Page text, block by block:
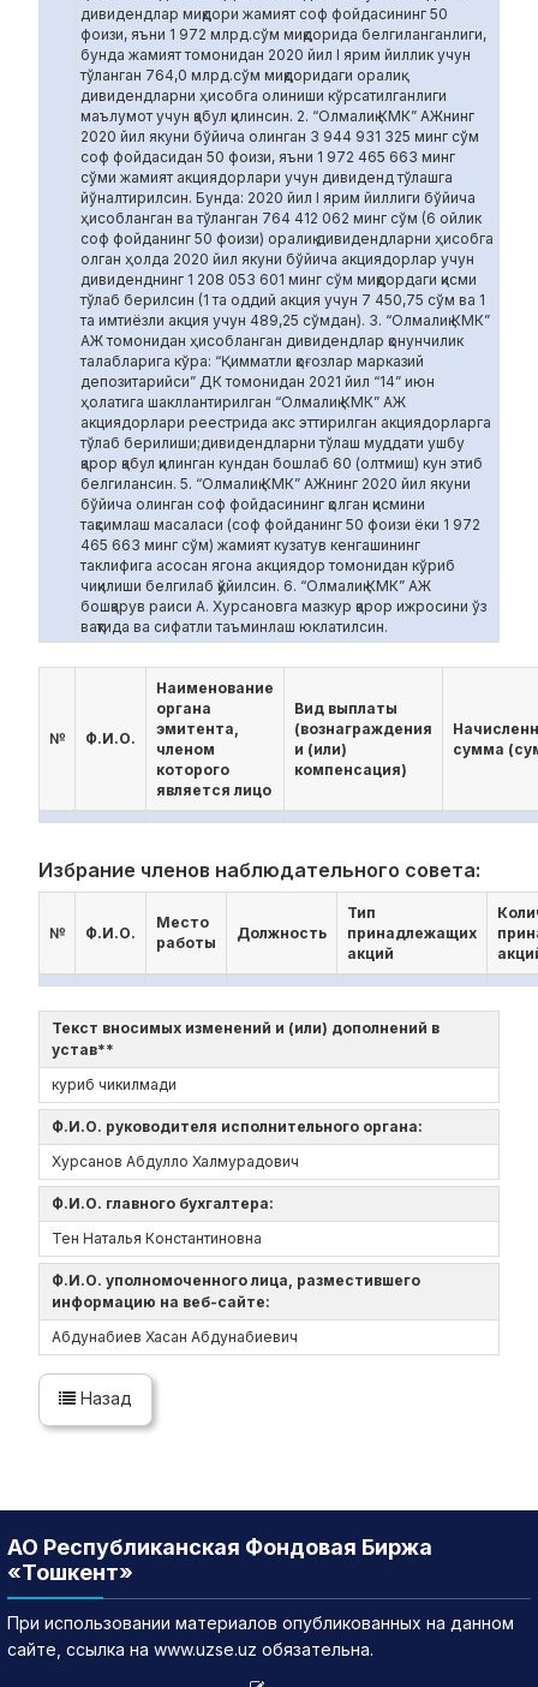
дивидендлар миқдори жамият соф фойдасининг 50
фоизи, яъни 1 972 млрд.сўм миқдорида белгиланганлиги,
бунда жамият томонидан 2020 йил I ярим йиллик учун
тўланган 764,0 млрд.сўм миқдоридаги оралиқ
дивидендларни ҳисобга олиниши кўрсатилганлиги
маълумот учун қабул қилинсин. 2. “Олмалиқ КМК” АЖнинг
2020 йил якуни бўйича олинган 3 944 931 325 минг сўм
соф фойдасидан 50 фоизи, яъни 1 972 465 663 минг
сўми жамият акциядорлари учун дивиденд тўлашга
йўналтирилсин. Бунда: 2020 йил I ярим йиллиги бўйича
ҳисобланган ва тўланган 764 412 062 минг сўм (6 ойлик
соф фойданинг 50 фоизи) оралиқ дивидендларни ҳисобга
олган ҳолда 2020 йил якуни бўйича акциядорлар учун
дивиденднинг 1 208 053 601 минг сўм миқдордаги қисми
тўлаб берилсин (1 та оддий акция учун 7 450,75 сўм ва 1
та имтиёзли акция учун 489,25 сўмдан). 3. “Олмалиқ КМК”
АЖ томонидан ҳисобланган дивидендлар қонунчилик
талабларига кўра: “Қимматли қоғозлар марказий
депозитарийси” ДК томонидан 2021 йил “14” июн
ҳолатига шакллантирилган “Олмалиқ КМК” АЖ
акциядорлари реестрида акс эттирилган акциядорларга
тўлаб берилиши;дивидендларни тўлаш муддати ушбу
қарор қабул қилинган кундан бошлаб 60 (олтмиш) кун этиб
белгилансин. 5. “Олмалиқ КМК” АЖнинг 2020 йил якуни
бўйича олинган соф фойдасининг қолган қисмини
тақсимлаш масаласи (соф фойданинг 50 фоизи ёки 1 972
465 663 минг сўм) жамият кузатув кенгашининг
таклифига асосан ягона акциядор томонидан кўриб
чиқилиши белгилаб қўйилсин. 6. “Олмалиқ КМК” АЖ
бошқарув раиси А. Хурсановга мазкур қарор ижросини ўз
вақтида ва сифатли таъминлаш юклатилсин.
№ Ф.И.О.
Наименование
органа
эмитента,
членом
которого
является лицо
Вид выплаты
(вознаграждения
и (или)
компенсация)
сумма
Избрание членов наблюдательного совета:
№ Ф.И.О.
Место
работы
Должность
Тип
принадлежащих
акций
Текст вносимых изменений и (или) дополнений в
устав**
куриб чикилмади
Ф.И.О. руководителя исполнительного органа:
Хурсанов Абдулло Халмурадович
Ф.И.О. главного бухгалтера:
Тен Наталья Константиновна
Ф.И.О. уполномоченного лица, разместившего
информацию на веб-сайте:
Абдунабиев Хасан Абдунабиевич
Назад
АО Республиканская Фондовая Биржа
«Тошкент»
При использовании материалов опубликованных на данном
сайте, ссылка на www.uzse.uz обязательна.